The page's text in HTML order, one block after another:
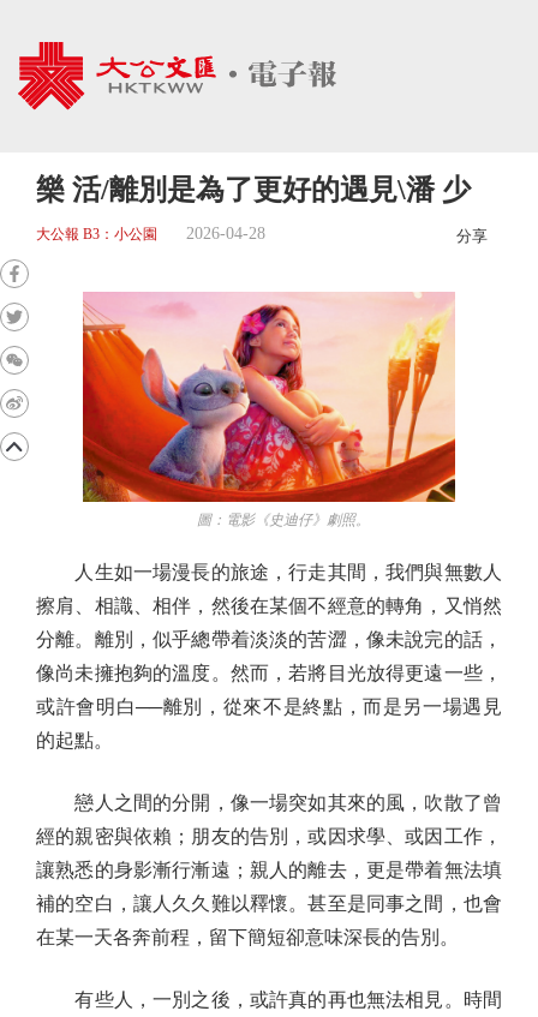
樂 活/離別是為了更好的遇見\潘 少
大公報 B3：小公園 2026-04-28 分享
圖：電影《史迪仔》劇照。
人生如一場漫長的旅途，行走其間，我們與無數人
擦肩、相識、相伴，然後在某個不經意的轉角，又悄然
分離。離別，似乎總帶着淡淡的苦澀，像未說完的話，
像尚未擁抱夠的溫度。然而，若將目光放得更遠一些，
或許會明白──離別，從來不是終點，而是另一場遇見
的起點。
戀人之間的分開，像一場突如其來的風，吹散了曾
經的親密與依賴；朋友的告別，或因求學、或因工作，
讓熟悉的身影漸行漸遠；親人的離去，更是帶着無法填
補的空白，讓人久久難以釋懷。甚至是同事之間，也會
在某一天各奔前程，留下簡短卻意味深長的告別。
有些人，一別之後，或許真的再也無法相見。時間